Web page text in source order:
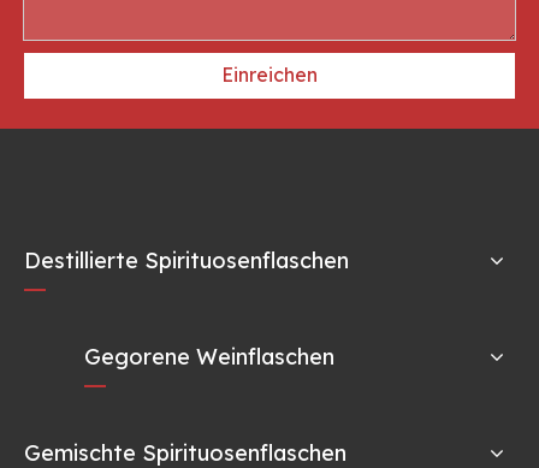
Einreichen
Destillierte Spirituosenflaschen
Gegorene Weinflaschen
Gemischte Spirituosenflaschen